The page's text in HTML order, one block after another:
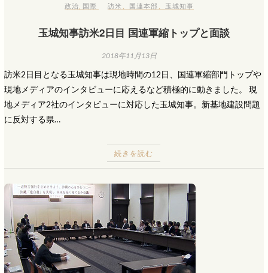
政治 国際 訪米 国連本部 玉城知事
玉城知事訪米2日目 国連軍縮トップと面談
2018年11月13日
訪米2日目となる玉城知事は現地時間の12日、国連軍縮部門トップや
現地メディアのインタビューに応えるなど積極的に動きました。 現
地メディア2社のインタビューに対応した玉城知事。新基地建設問題
に反対する県…
続きを読む